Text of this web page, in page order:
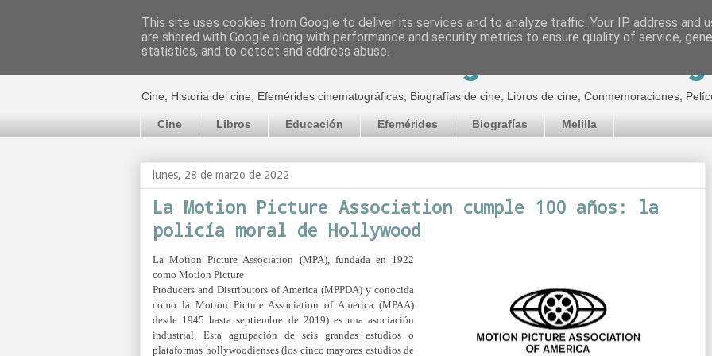
El cultural cinematográfico de Jorge
Cine, Historia del cine, Efemérides cinematográficas, Biografías de cine, Libros de cine, Conmemoraciones,
Cine Libros Educación Efemérides Biografías Melilla
lunes, 28 de marzo de 2022
La Motion Picture Association cumple 100 años: la
policía moral de Hollywood
La Motion Picture Association (MPA), fundada en 1922
como Motion Picture
Producers and Distributors of America (MPPDA) y conocida
como la Motion Picture Association of America (MPAA)
desde 1945 hasta septiembre de 2019) es una asociación
industrial. Esta agrupación de seis grandes estudios o
plataformas hollywoodienses (los cinco mayores estudios de
This site uses cookies from Google to deliver its services and to analyze traffic. Your IP address and
are shared with Google along with performance and security metrics to ensure quality of service,
statistics, and to detect and address abuse.